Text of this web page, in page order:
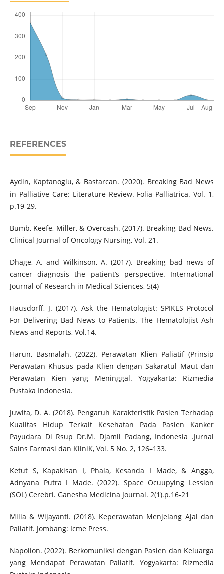
REFERENCES
Aydin, Kaptanoglu, & Bastarcan. (2020). Breaking Bad News
in Palliative Care: Literature Review. Folia Palliatrica. Vol. 1,
p.19-29.
Bumb, Keefe, Miller, & Overcash. (2017). Breaking Bad News.
Clinical Journal of Oncology Nursing, Vol. 21.
Dhage, A. and Wilkinson, A. (2017). Breaking bad news of
cancer diagnosis the patient’s perspective. International
Journal of Research in Medical Sciences, 5(4)
Hausdorff, J. (2017). Ask the Hematologist: SPIKES Protocol
For Delivering Bad News to Patients. The Hematolojist Ash
News and Reports, Vol.14.
Harun, Basmalah. (2022). Perawatan Klien Paliatif (Prinsip
Perawatan Khusus pada Klien dengan Sakaratul Maut dan
Perawatan Kien yang Meninggal. Yogyakarta: Rizmedia
Pustaka Indonesia.
Juwita, D. A. (2018). Pengaruh Karakteristik Pasien Terhadap
Kualitas Hidup Terkait Kesehatan Pada Pasien Kanker
Payudara Di Rsup Dr.M. Djamil Padang, Indonesia .Jurnal
Sains Farmasi dan KliniK, Vol. 5 No. 2, 126–133.
Ketut S, Kapakisan I, Phala, Kesanda I Made, & Angga,
Adnyana Putra I Made. (2022). Space Ocuupying Lession
(SOL) Cerebri. Ganesha Medicina Journal. 2(1).p.16-21
Milia & Wijayanti. (2018). Keperawatan Menjelang Ajal dan
Paliatif. Jombang: Icme Press.
Napolion. (2022). Berkomuniksi dengan Pasien dan Keluarga
yang Mendapat Perawatan Paliatif. Yogyakarta: Rizmedia